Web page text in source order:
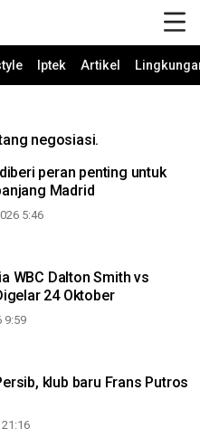
Iptek Artikel
negosiasi.
peran penting untuk
Madrid
5:46
WBC Dalton Smith vs
24 Oktober
9:59
klub baru Frans Putros